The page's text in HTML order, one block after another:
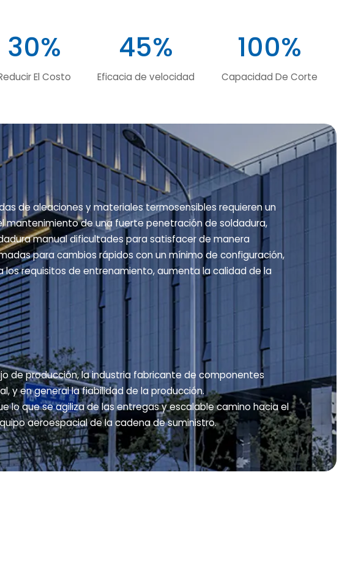
30%
El Costo
45%
Eficacia de velocidad
100%
Capacidad De Corte
de aleaciones y materiales termosensibles requieren un
mantenimiento de una fuerte penetración de soldadura,
manual dificultades para satisfacer de manera
para cambios rápidos con un mínimo de configuración,
requisitos de entrenamiento, aumenta la calidad de la
de producción, la industria fabricante de componentes
y en general la fiabilidad de la producción.
lo que se agiliza de las entregas y escalable camino hacia el
aeroespacial de la cadena de suministro.